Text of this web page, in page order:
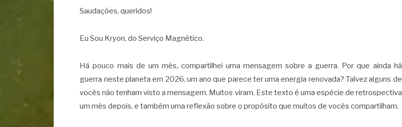
Saudações, queridos!
Eu Sou Kryon, do Serviço Magnético.
Há pouco mais de um mês, compartilhei uma mensagem sobre a guerra. Por que ainda há
guerra neste planeta em 2026, um ano que parece ter uma energia renovada? Talvez alguns de
vocês não tenham visto a mensagem. Muitos viram. Este texto é uma espécie de retrospectiva
um mês depois, e também uma reflexão sobre o propósito que muitos de vocês compartilham.